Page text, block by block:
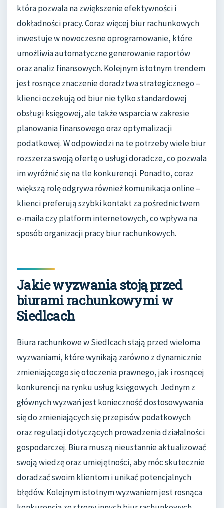
która pozwala na zwiększenie efektywności i
dokładności pracy. Coraz więcej biur rachunkowych
inwestuje w nowoczesne oprogramowanie, które
umożliwia automatyczne generowanie raportów
oraz analiz finansowych. Kolejnym istotnym trendem
jest rosnące znaczenie doradztwa strategicznego –
klienci oczekują od biur nie tylko standardowej
obsługi księgowej, ale także wsparcia w zakresie
planowania finansowego oraz optymalizacji
podatkowej. W odpowiedzi na te potrzeby wiele biur
rozszerza swoją ofertę o usługi doradcze, co pozwala
im wyróżnić się na tle konkurencji. Ponadto, coraz
większą rolę odgrywa również komunikacja online –
klienci preferują szybki kontakt za pośrednictwem
e-maila czy platform internetowych, co wpływa na
sposób organizacji pracy biur rachunkowych.
Jakie wyzwania stoją przed
biurami rachunkowymi w
Siedlcach
Biura rachunkowe w Siedlcach stają przed wieloma
wyzwaniami, które wynikają zarówno z dynamicznie
zmieniającego się otoczenia prawnego, jak i rosnącej
konkurencji na rynku usług księgowych. Jednym z
głównych wyzwań jest konieczność dostosowywania
się do zmieniających się przepisów podatkowych
oraz regulacji dotyczących prowadzenia działalności
gospodarczej. Biura muszą nieustannie aktualizować
swoją wiedzę oraz umiejętności, aby móc skutecznie
doradzać swoim klientom i unikać potencjalnych
błędów. Kolejnym istotnym wyzwaniem jest rosnąca